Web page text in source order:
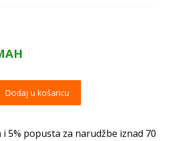
Dodaj u košaricu
5% popusta za narudžbe iznad 70